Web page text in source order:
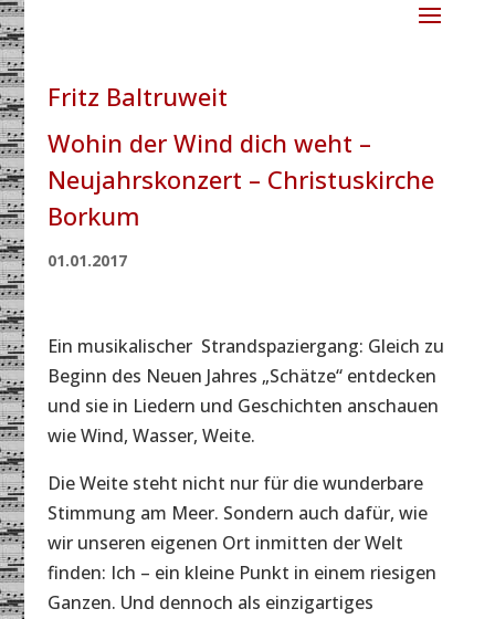
Fritz Baltruweit
Wohin der Wind dich weht –
Neujahrskonzert – Christuskirche
Borkum
01.01.2017
Ein musikalischer Strandspaziergang: Gleich zu
Beginn des Neuen Jahres „Schätze“ entdecken
und sie in Liedern und Geschichten anschauen
wie Wind, Wasser, Weite.
Die Weite steht nicht nur für die wunderbare
Stimmung am Meer. Sondern auch dafür, wie
wir unseren eigenen Ort inmitten der Welt
finden: Ich – ein kleine Punkt in einem riesigen
Ganzen. Und dennoch als einzigartiges